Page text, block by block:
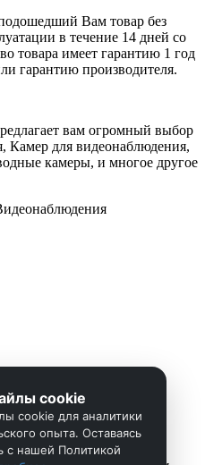
Вам товар без
в течение 14 дней со
товара имеет гарантию 1 год
гарантию производителя.
вам огромный выбор
Камер для видеонаблюдения,
камеры, и многое другое
cookie
cookie для аналитики
опыта. Оставаясь
с нашей Политикой